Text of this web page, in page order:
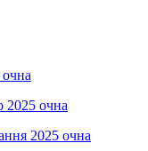
2025 очна
2025 очна